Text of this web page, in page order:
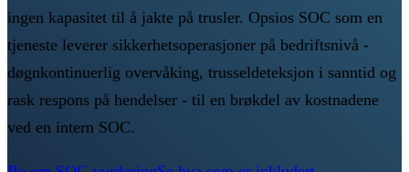
ingen kapasitet til å jakte på trusler. Opsios SOC som en
tjeneste leverer sikkerhetsoperasjoner på bedriftsnivå -
døgnkontinuerlig overvåking, trusseldeteksjon i sanntid og
rask respons på hendelser - til en brøkdel av kostnadene
ved en intern SOC.